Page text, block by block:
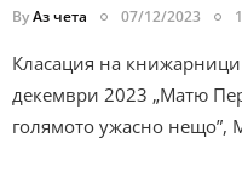
ByАз чета 07/12/2023
Класация на
декември 2023 „Матю
голямото ужасно